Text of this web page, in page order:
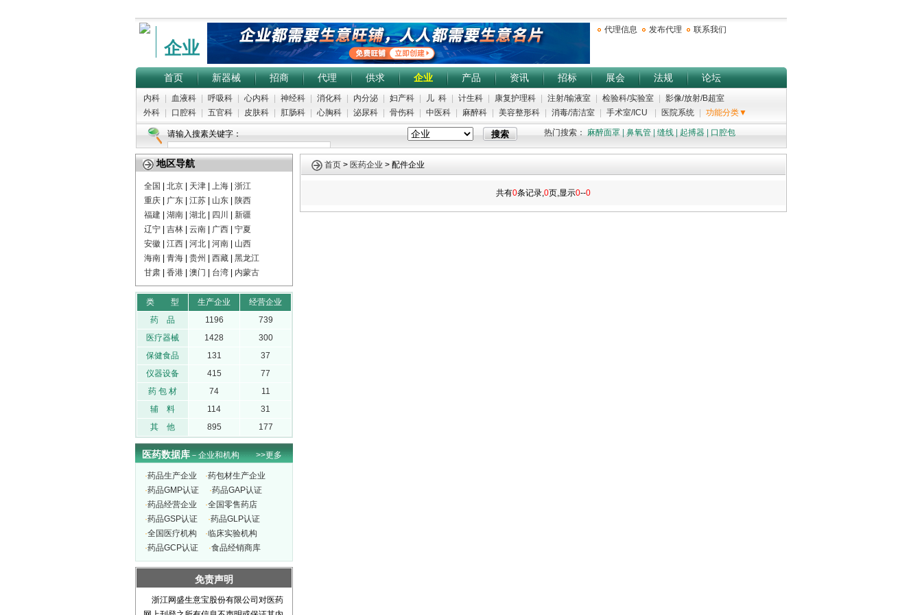
企业
代理信息 发布代理 联系我们
首页 新器械 招商 代理 供求 企业 产品 资讯 招标 展会 法规 论坛
内科 血液科 呼吸科 心内科 神经科 消化科 内分泌 妇产科 儿 科 计生科 康复护理科 注射/输液室 检验科/实验室
影像/放射/B超室
外科
口腔科 五官科 皮肤科 肛肠科 心胸科 泌尿科 骨伤科 中医科 麻醉科 美容整形科 消毒/清洁室 手术室/ICU 医院系统 功能分类▼
请输入搜素关键字： 热门搜索： 麻醉面罩| 鼻氧管| 缝线| 起搏器| 口腔包
首页 > 医药企业 > 配件企业
共有0条记录,0页,显示0--0
地区导航
全国 北京 天津 上海
浙江
重庆
广东 江苏 山东
陕西
福建
湖南 湖北 四川
新疆
辽宁
吉林 云南 广西
宁夏
安徽
江西 河北 河南
山西
海南
青海 贵州 西藏
黑龙江
甘肃
香港 澳门 台湾 内蒙古
类 型 生产企业
经营企业
药 品
1196
739
医疗器械
1428
300
保健食品
131
37
仪器设备
415
77
药 包 材
74
11
辅 料
114
31
其 他
895 177
医药数据库－企业和机构>>更多
·药品生产企业 ·药包材生产企业
·药品GMP认证 ·药品GAP认证
·药品经营企业 ·全国零售药店
·药品GSP认证 ·药品GLP认证
·全国医疗机构 ·临床实验机构
·药品GCP认证 ·食品经销商库
免责声明
浙江网盛生意宝股份有限公司对医药